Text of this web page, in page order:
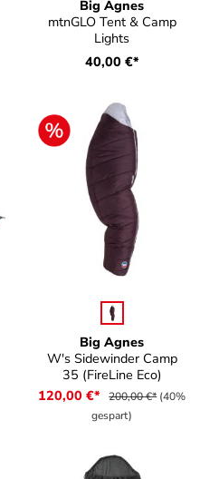
Big Agnes
mtnGLO Tent & Camp
Lights
40,00 €*
zurzeit nicht verfügbar.)
Big Agnes
W's Sidewinder Camp
35 (FireLine Eco)
auswählen
120,00 €* 200,00 €* (40%
gespart)